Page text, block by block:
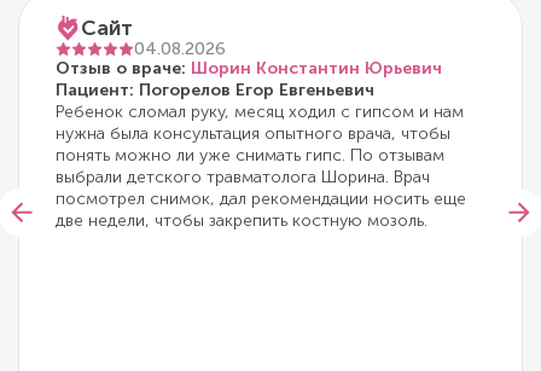
Сайт
04.08.2026
Отзыв о враче: Шорин Константин Юрьевич
Пациент: Погорелов Егор Евгеньевич
Ребенок сломал руку, месяц ходил с гипсом и нам
нужна была консультация опытного врача, чтобы
понять можно ли уже снимать гипс. По отзывам
выбрали детского травматолога Шорина. Врач
посмотрел снимок, дал рекомендации носить еще
две недели, чтобы закрепить костную мозоль.